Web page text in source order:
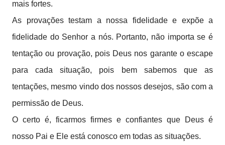
mais fortes.
As provações testam a nossa fidelidade e expõe a
fidelidade do Senhor a nós. Portanto, não importa se é
tentação ou provação, pois Deus nos garante o escape
para cada situação, pois bem sabemos que as
tentações, mesmo vindo dos nossos desejos, são com a
permissão de Deus.
O certo é, ficarmos firmes e confiantes que Deus é
nosso Pai e Ele está conosco em todas as situações.